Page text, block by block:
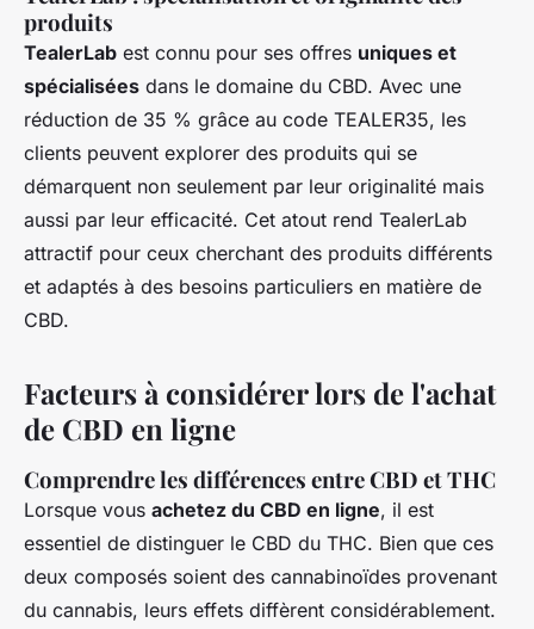
produits
TealerLab est connu pour ses offres uniques et
spécialisées dans le domaine du CBD. Avec une
réduction de 35 % grâce au code TEALER35, les
clients peuvent explorer des produits qui se
démarquent non seulement par leur originalité mais
aussi par leur efficacité. Cet atout rend TealerLab
attractif pour ceux cherchant des produits différents
et adaptés à des besoins particuliers en matière de
CBD.
Facteurs à considérer lors de l'achat
de CBD en ligne
Comprendre les différences entre CBD et THC
Lorsque vous achetez du CBD en ligne, il est
essentiel de distinguer le CBD du THC. Bien que ces
deux composés soient des cannabinoïdes provenant
du cannabis, leurs effets diffèrent considérablement.